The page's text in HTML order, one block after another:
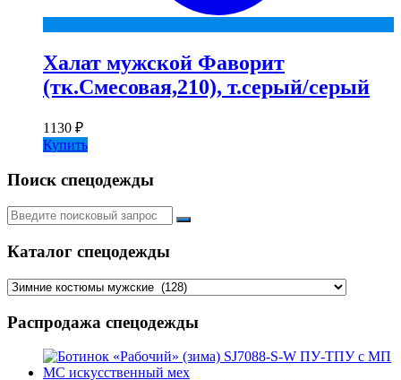
Халат мужской Фаворит
(тк.Смесовая,210), т.серый/серый
1130 ₽
Купить
Поиск спецодежды
Искать:
Каталог спецодежды
Распродажа спецодежды